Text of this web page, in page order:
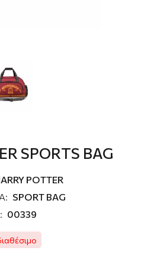
SPORTS BAG
POTTER
SPORT BAG
00339